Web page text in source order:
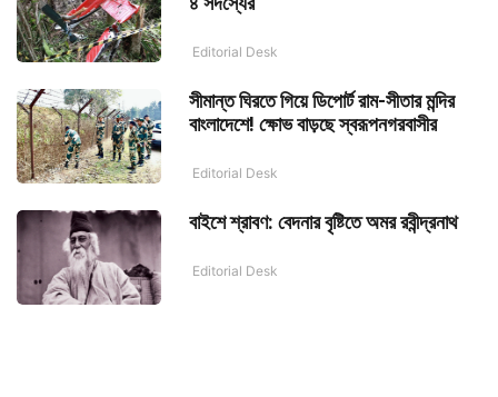
Editorial Desk
সীমান্ত ঘিরতে গিয়ে ডিপোর্ট রাম-সীতার মন্দির
বাংলাদেশে! ক্ষোভ বাড়ছে স্বরূপনগরবাসীর
Editorial Desk
বাইশে শ্রাবণ: বেদনার বৃষ্টিতে অমর রবীন্দ্রনাথ
Editorial Desk